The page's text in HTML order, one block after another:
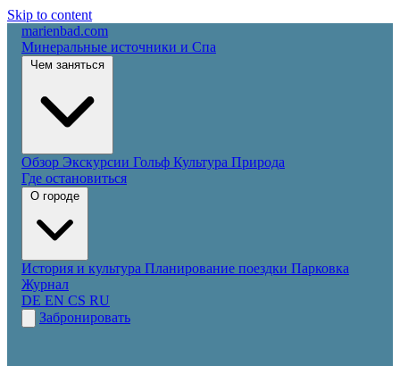
Skip to content
marienbad.com
Минеральные источники и Спа
Обзор Экскурсии Гольф Культура Природа
Где остановиться
История и культура Планирование поездки Парковка
Журнал
DE EN CS RU
Забронировать